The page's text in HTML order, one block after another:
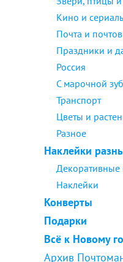
Кино и
Почта и
Праздники и
Россия
С марочной
Транспорт
Цветы и
Разное
Наклейки
Декоративные
Наклейки
Конверты
Подарки
Всё к Новому
Архив